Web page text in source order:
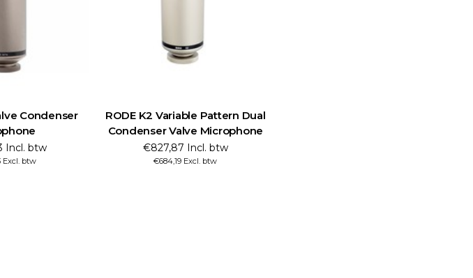
Condenser
Incl. btw
Excl. btw
RODE K2 Variable Pattern Dual
Condenser Valve Microphone
€827,87 Incl. btw
€684,19 Excl. btw